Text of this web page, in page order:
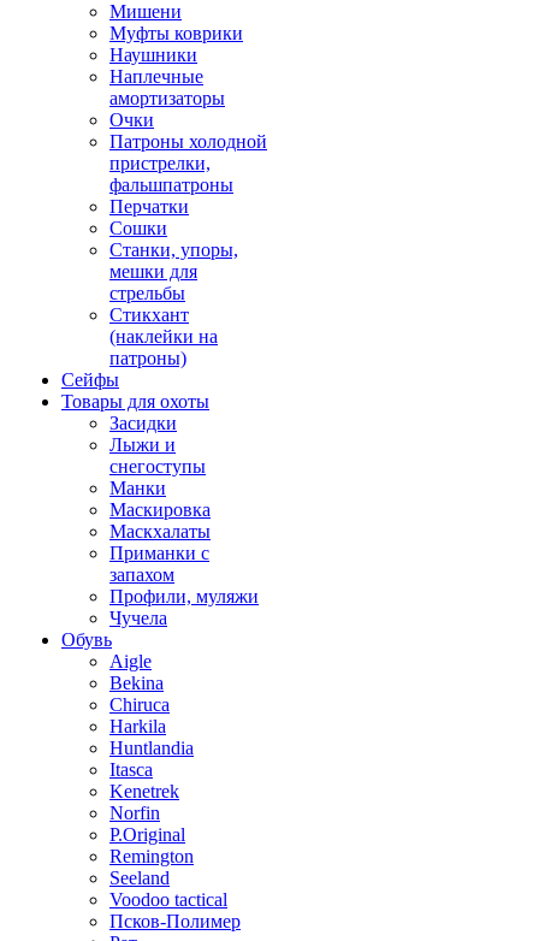
Мишени
Муфты коврики
Наушники
Наплечные
амортизаторы
Очки
Патроны холодной
пристрелки,
фальшпатроны
Перчатки
Сошки
Станки, упоры,
мешки для
стрельбы
Стикхант
(наклейки на
патроны)
Сейфы
Товары для охоты
Засидки
Лыжи и
снегоступы
Манки
Маскировка
Маскхалаты
Приманки с
запахом
Профили, муляжи
Чучела
Обувь
Aigle
Bekina
Chiruсa
Harkila
Huntlandia
Itasca
Kenetrek
Norfin
P.Original
Remington
Seeland
Voodoo tactical
Псков-Полимер